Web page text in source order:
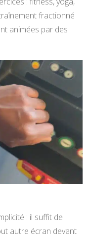
fractionné
animées par des
: il suffit de
autre écran devant